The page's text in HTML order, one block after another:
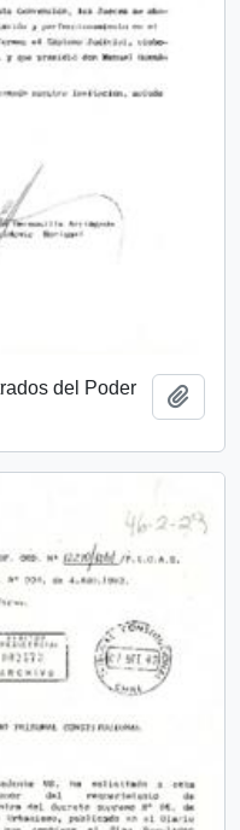
del Poder